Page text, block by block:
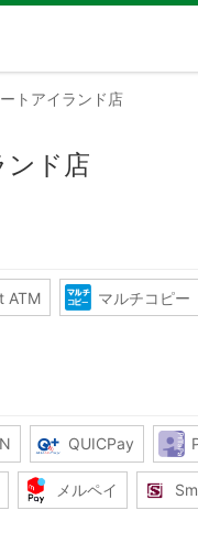
トアイランド店
ンド店
ATM マルチコピー
QUICPay
メルペイ